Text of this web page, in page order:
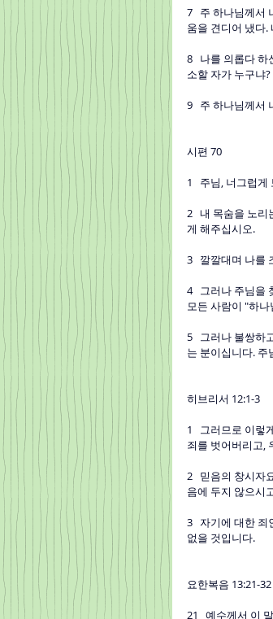
7   주 하나님께
움을 견디어 냈다.
8   나를 의롭다
소할 자가 누구냐
9   주 하나님께
시편 70
1   주님, 너그럽
2   내 목숨을 노
게 해주십시오.
3   깔깔대며 나
4   그러나 주님
모든 사람이 "하
5   그러나 불쌍
는 분이십니다. 주
히브리서 12:1-3
1   그러므로 이
죄를 벗어버리고,
2   믿음의 창시
음에 두지 않으시
3   자기에 대한
없을 것입니다.
요한복음 13:21-32
21   예수께서